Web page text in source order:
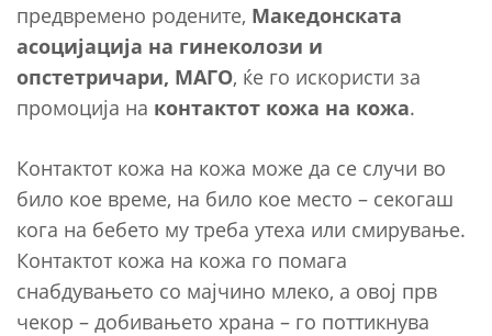
предвремено родените, Македонската
асоцијација на гинеколози и
опстетричари, МАГО, ќе го искористи за
промоција на контактот кожа на кожа.
Контактот кожа на кожа може да се случи во
било кое време, на било кое место – секогаш
кога на бебето му треба утеха или смирување.
Контактот кожа на кожа го помага
снабдувањето со мајчино млеко, а овој прв
чекор – добивањето храна – го поттикнува